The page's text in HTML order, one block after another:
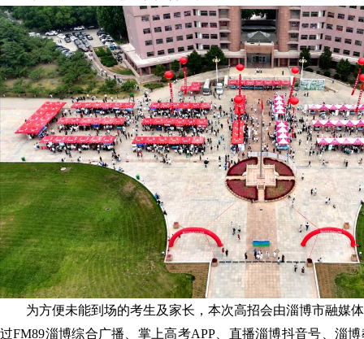
为方便未能到场的考生及家长，本次高招会由淄博市融媒
过FM89淄博综合广播、掌上高考APP、直播淄博抖音号、淄